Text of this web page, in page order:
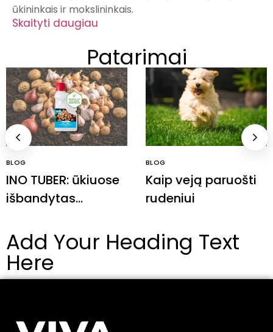
ūkininkais ir mokslininkais.
Skaityti daugiau
Patarimai
BLOG
INO TUBER: ūkiuose
išbandytas
dabar ir
sodininkams
BLOG
Kaip veją paruošti
rudeniui
Add Your Heading Text
Here